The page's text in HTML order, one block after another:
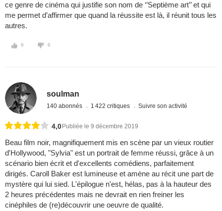
ce genre de cinéma qui justifie son nom de ‘’Septième art’’ et qui
me permet d’affirmer que quand la réussite est là, il réunit tous les
autres.
0 0
soulman
140 abonnés 1 422 critiques Suivre son activité
4,0 Publiée le 9 décembre 2019
Beau film noir, magnifiquement mis en scène par un vieux routier
d'Hollywood, "Sylvia" est un portrait de femme réussi, grâce à un
scénario bien écrit et d'excellents comédiens, parfaitement
dirigés. Caroll Baker est lumineuse et amène au récit une part de
mystère qui lui sied. L'épilogue n'est, hélas, pas à la hauteur des
2 heures précédentes mais ne devrait en rien freiner les
cinéphiles de (re)découvrir une oeuvre de qualité.